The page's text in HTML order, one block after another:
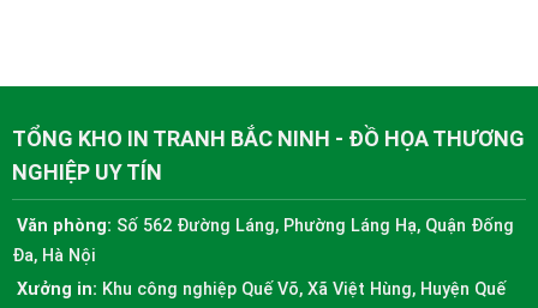
TỔNG KHO IN TRANH BẮC NINH - ĐỒ HỌA THƯƠNG
NGHIỆP UY TÍN
Văn phòng: Số 562 Đường Láng, Phường Láng Hạ, Quận Đống
Đa, Hà Nội
Xưởng in: Khu công nghiệp Quế Võ, Xã Việt Hùng, Huyện Quế